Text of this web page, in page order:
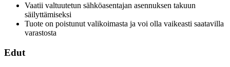
Vaatii valtuutetun sähköasentajan asennuksen takuun
säilyttämiseksi
Tuote on poistunut valikoimasta ja voi olla vaikeasti saatavilla
varastosta
Edut